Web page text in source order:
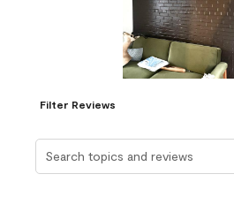
Filter Reviews